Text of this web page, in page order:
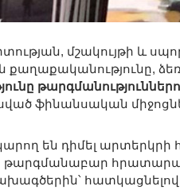
մշակույթի և
ֆինանսական
են դիմել
թարգմանաբար